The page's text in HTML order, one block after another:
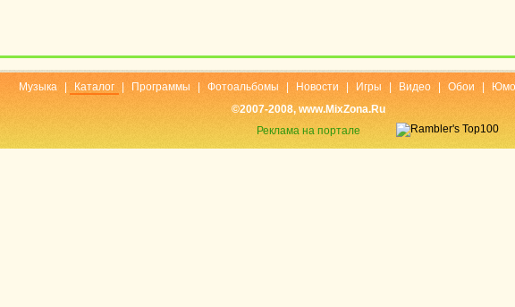
Музыка Каталог Программы Фотоальбомы Новости Игры Видео Обои
©2007-2008, www.MixZona.Ru
Реклама на портале